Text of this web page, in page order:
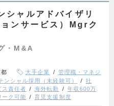
シャルアドバイザリ
ンサービス）Mgrク
・M&A
大手企業
管理職・マネジ
ンシャル採用（未経験可）
社
ス責任者 海外転勤
年収600万
ーク可能 育児支援制度